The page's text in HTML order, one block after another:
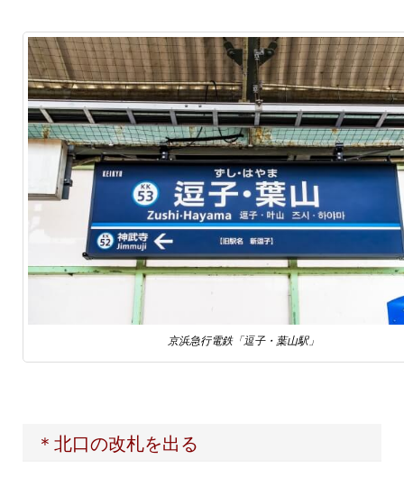
京浜急行電鉄「逗子・葉山駅」
＊北口の改札を出る